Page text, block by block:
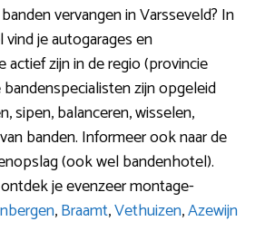
vervangen in Varsseveld? In
je autogarages en
actief zijn in de regio (provincie
bandenspecialisten zijn opgeleid
sipen, balanceren, wisselen,
banden. Informeer ook naar de
(ook wel bandenhotel).
je evenzeer montage-
,Braamt,Vethuizen,Azewijn